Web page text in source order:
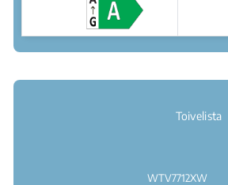
Toivelista
WTV7712XW